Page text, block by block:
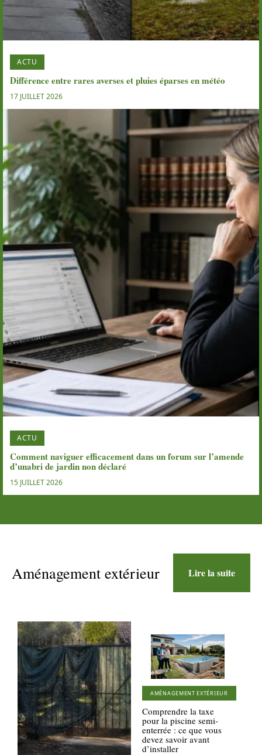
ACTU
Différence entre rares averses et pluies éparses en météo
17 JUILLET 2026
ACTU
Comment naviguer efficacement dans un forum sur l’amende
d’unabri de jardin non déclaré
15 JUILLET 2026
Aménagement extérieur Lire la suite
AMÉNAGEMENT EXTÉRIEUR
Comprendre la taxe
pour la piscine semi-
enterrée : ce que vous
devez savoir avant
d’installer